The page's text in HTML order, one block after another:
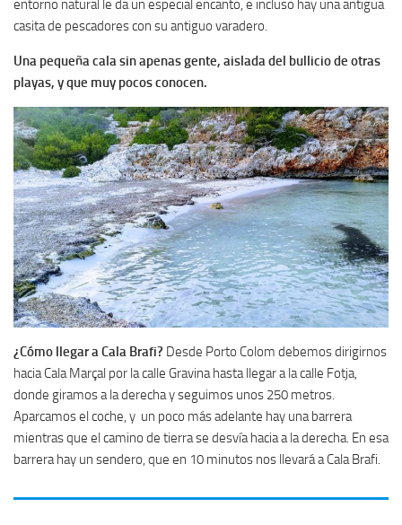
entorno natural le da un especial encanto, e incluso hay una antigua
casita de pescadores con su antiguo varadero.
Una pequeña cala sin apenas gente, aislada del bullicio de otras
playas, y que muy pocos conocen.
¿Cómo llegar a Cala Brafi? Desde Porto Colom debemos dirigirnos
hacia Cala Marçal por la calle Gravina hasta llegar a la calle Fotja,
donde giramos a la derecha y seguimos unos 250 metros.
Aparcamos el coche, y un poco más adelante hay una barrera
mientras que el camino de tierra se desvía hacia a la derecha. En esa
barrera hay un sendero, que en 10 minutos nos llevará a Cala Brafi.